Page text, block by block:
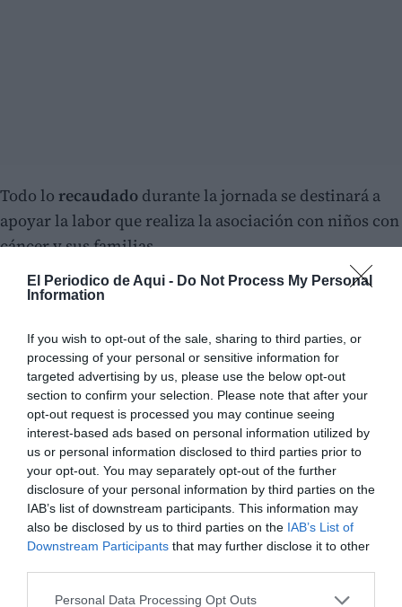
El Periodico de Aqui - Do Not Process My Personal
Information
If you wish to opt-out of the sale, sharing to third parties, or
processing of your personal or sensitive information for
targeted advertising by us, please use the below opt-out
section to confirm your selection. Please note that after your
opt-out request is processed you may continue seeing
interest-based ads based on personal information utilized by
us or personal information disclosed to third parties prior to
your opt-out. You may separately opt-out of the further
disclosure of your personal information by third parties on the
IAB’s list of downstream participants. This information may
also be disclosed by us to third parties on the IAB’s List of
Downstream Participants that may further disclose it to other
Personal Data Processing Opt Outs
Todo lo recaudado durante la jornada se destinará a
apoyar la labor que realiza la asociación con niños con
cáncer y sus familias.
El evento reunirámoda y danzaen un entorno
programaciónincluirá un desfile del diseñadorPedro
Salero, ganador de Modavisión 2026, que presentará
una selección de sus diseños.